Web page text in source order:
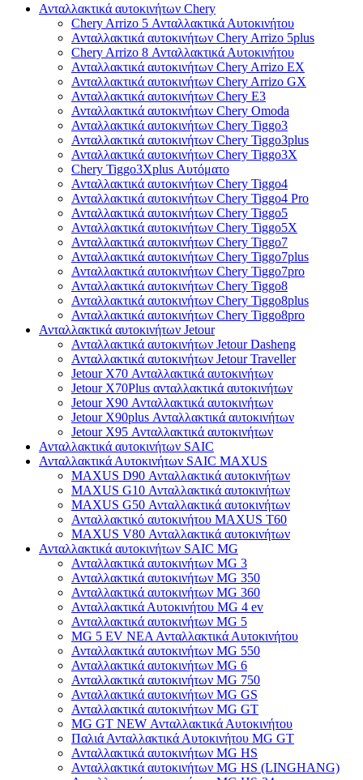
Ανταλλακτικά αυτοκινήτων Chery
Chery Arrizo 5 Ανταλλακτικά Αυτοκινήτου
Ανταλλακτικά αυτοκινήτων Chery Arrizo 5plus
Chery Arrizo 8 Ανταλλακτικά Αυτοκινήτου
Ανταλλακτικά αυτοκινήτων Chery Arrizo EX
Ανταλλακτικά αυτοκινήτων Chery Arrizo GX
Ανταλλακτικά αυτοκινήτων Chery E3
Ανταλλακτικά αυτοκινήτων Chery Omoda
Ανταλλακτικά αυτοκινήτων Chery Tiggo3
Ανταλλακτικά αυτοκινήτων Chery Tiggo3plus
Ανταλλακτικά αυτοκινήτων Chery Tiggo3X
Chery Tiggo3Xplus Αυτόματο
Ανταλλακτικά αυτοκινήτων Chery Tiggo4
Ανταλλακτικά αυτοκινήτων Chery Tiggo4 Pro
Ανταλλακτικά αυτοκινήτων Chery Tiggo5
Ανταλλακτικά αυτοκινήτων Chery Tiggo5X
Ανταλλακτικά αυτοκινήτων Chery Tiggo7
Ανταλλακτικά αυτοκινήτων Chery Tiggo7plus
Ανταλλακτικά αυτοκινήτων Chery Tiggo7pro
Ανταλλακτικά αυτοκινήτων Chery Tiggo8
Ανταλλακτικά αυτοκινήτων Chery Tiggo8plus
Ανταλλακτικά αυτοκινήτων Chery Tiggo8pro
Ανταλλακτικά αυτοκινήτων Jetour
Ανταλλακτικά αυτοκινήτων Jetour Dasheng
Ανταλλακτικά αυτοκινήτων Jetour Traveller
Jetour X70 Ανταλλακτικά αυτοκινήτων
Jetour X70Plus ανταλλακτικά αυτοκινήτων
Jetour X90 Ανταλλακτικά αυτοκινήτων
Jetour X90plus Ανταλλακτικά αυτοκινήτων
Jetour X95 Ανταλλακτικά αυτοκινήτων
Ανταλλακτικά αυτοκινήτων SAIC
Ανταλλακτικά Αυτοκινήτων SAIC MAXUS
MAXUS D90 Ανταλλακτικά αυτοκινήτων
MAXUS G10 Ανταλλακτικά αυτοκινήτων
MAXUS G50 Ανταλλακτικά αυτοκινήτων
Ανταλλακτικό αυτοκινήτου MAXUS T60
MAXUS V80 Ανταλλακτικά αυτοκινήτων
Ανταλλακτικά αυτοκινήτων SAIC MG
Ανταλλακτικά αυτοκινήτων MG 3
Ανταλλακτικά αυτοκινήτων MG 350
Ανταλλακτικά αυτοκινήτων MG 360
Ανταλλακτικά Αυτοκινήτου MG 4 ev
Ανταλλακτικά αυτοκινήτων MG 5
MG 5 EV ΝΕΑ Ανταλλακτικά Αυτοκινήτου
Ανταλλακτικά αυτοκινήτων MG 550
Ανταλλακτικά αυτοκινήτων MG 6
Ανταλλακτικά αυτοκινήτων MG 750
Ανταλλακτικά αυτοκινήτων MG GS
Ανταλλακτικά αυτοκινήτων MG GT
MG GT NEW Ανταλλακτικά Αυτοκινήτου
Παλιά Ανταλλακτικά Αυτοκινήτου MG GT
Ανταλλακτικά αυτοκινήτων MG HS
Ανταλλακτικά αυτοκινήτων MG HS (LINGHANG)